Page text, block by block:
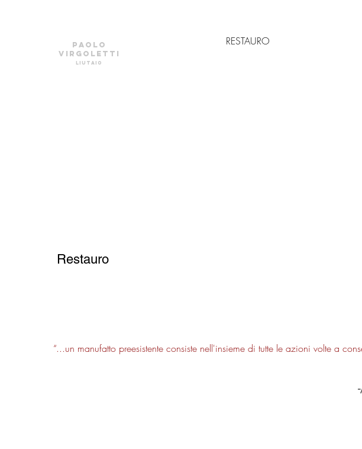
Restauro
PAOLO
VIRGOLETTI
liutaio
RESTAURO
“...un manufatto preesistente consiste nell'insieme di tutte le azioni volte a